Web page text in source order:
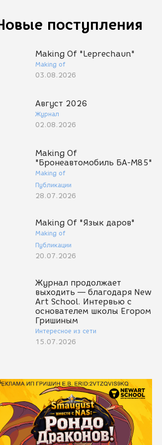
поступления
Making Of "Leprechaun"
Making of
03.08.2026
Август 2026
Журнал
02.08.2026
Making Of
"Бронеавтомобиль БА-М85"
Making of
Публикации
28.07.2026
Making Of "Язык даров"
Making of
Публикации
20.07.2026
Журнал продолжает
выходить — благодаря New
Art School. Интервью с
основателем школы Егором
Гришиным
Интересное из сети
15.07.2026